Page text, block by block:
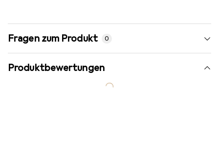
Fragen zum Produkt 0
Produktbewertungen